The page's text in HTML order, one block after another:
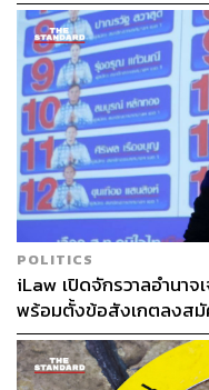
POLITICS
iLaw เปิดจักรวาลอำนา
พร้อมตั้งข้อสังเกตลงส